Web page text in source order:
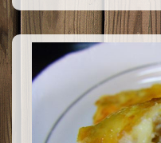
претенциозните.